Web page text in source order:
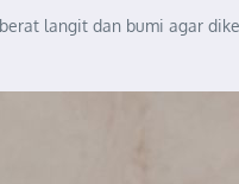
langit dan bumi agar